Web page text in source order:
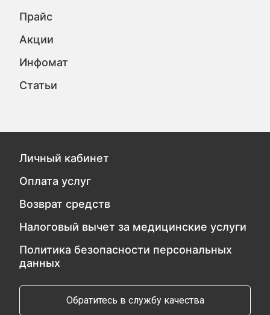
Прайс
Акции
Инфомат
Статьи
Личный кабинет
Оплата услуг
Возврат средств
Налоговый вычет за медицинские услуги
Политика безопасности персональных
данных
Обратитесь в службу качества